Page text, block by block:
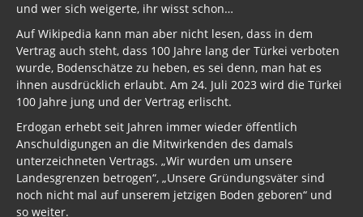
Firmen
Brd - Syrien
Brd - USA
Norwegen
England
und wer sich weigerte, ihr wisst schon…
Auf Wikipedia kann man aber nicht lesen, dass in dem
Vertrag auch steht, dass 100 Jahre lang der Türkei verboten
wurde, Bodenschätze zu heben, es sei denn, man hat es
ihnen ausdrücklich erlaubt. Am 24. Juli 2023 wird die Türkei
100 Jahre jung und der Vertrag erlischt.
Erdogan erhebt seit Jahren immer wieder öffentlich
Anschuldigungen an die Mitwirkenden des damals
unterzeichneten Vertrags. „Wir wurden um unsere
Landesgrenzen betrogen“, „Unsere Gründungsväter sind
noch nicht mal auf unserem jetzigen Boden geboren“ und
so weiter.